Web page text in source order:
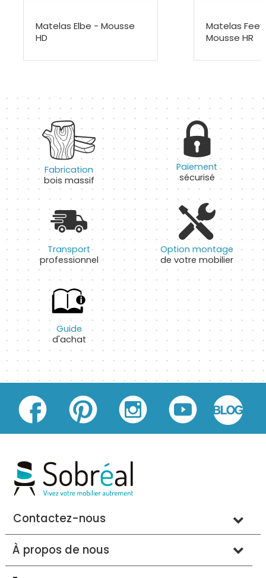
Matelas Elbe - Mousse
HD
Matelas
Mousse HR
Fabrication
bois massif
Paiement
sécurisé
Transport
professionnel
Option montage
de votre mobilier
Guide
d'achat
Contactez-nous
À propos de nous